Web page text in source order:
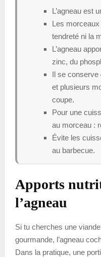
L’agneau est
Les morceaux
tendreté ni la
L’agneau
zinc, du
Il se conserve
et plusieurs
coupe.
Pour une
au morceau :
Évite les
au barbecue.
Apports
l’agneau
Si tu cherches une
gourmande, l’agneau
Dans la pratique, une